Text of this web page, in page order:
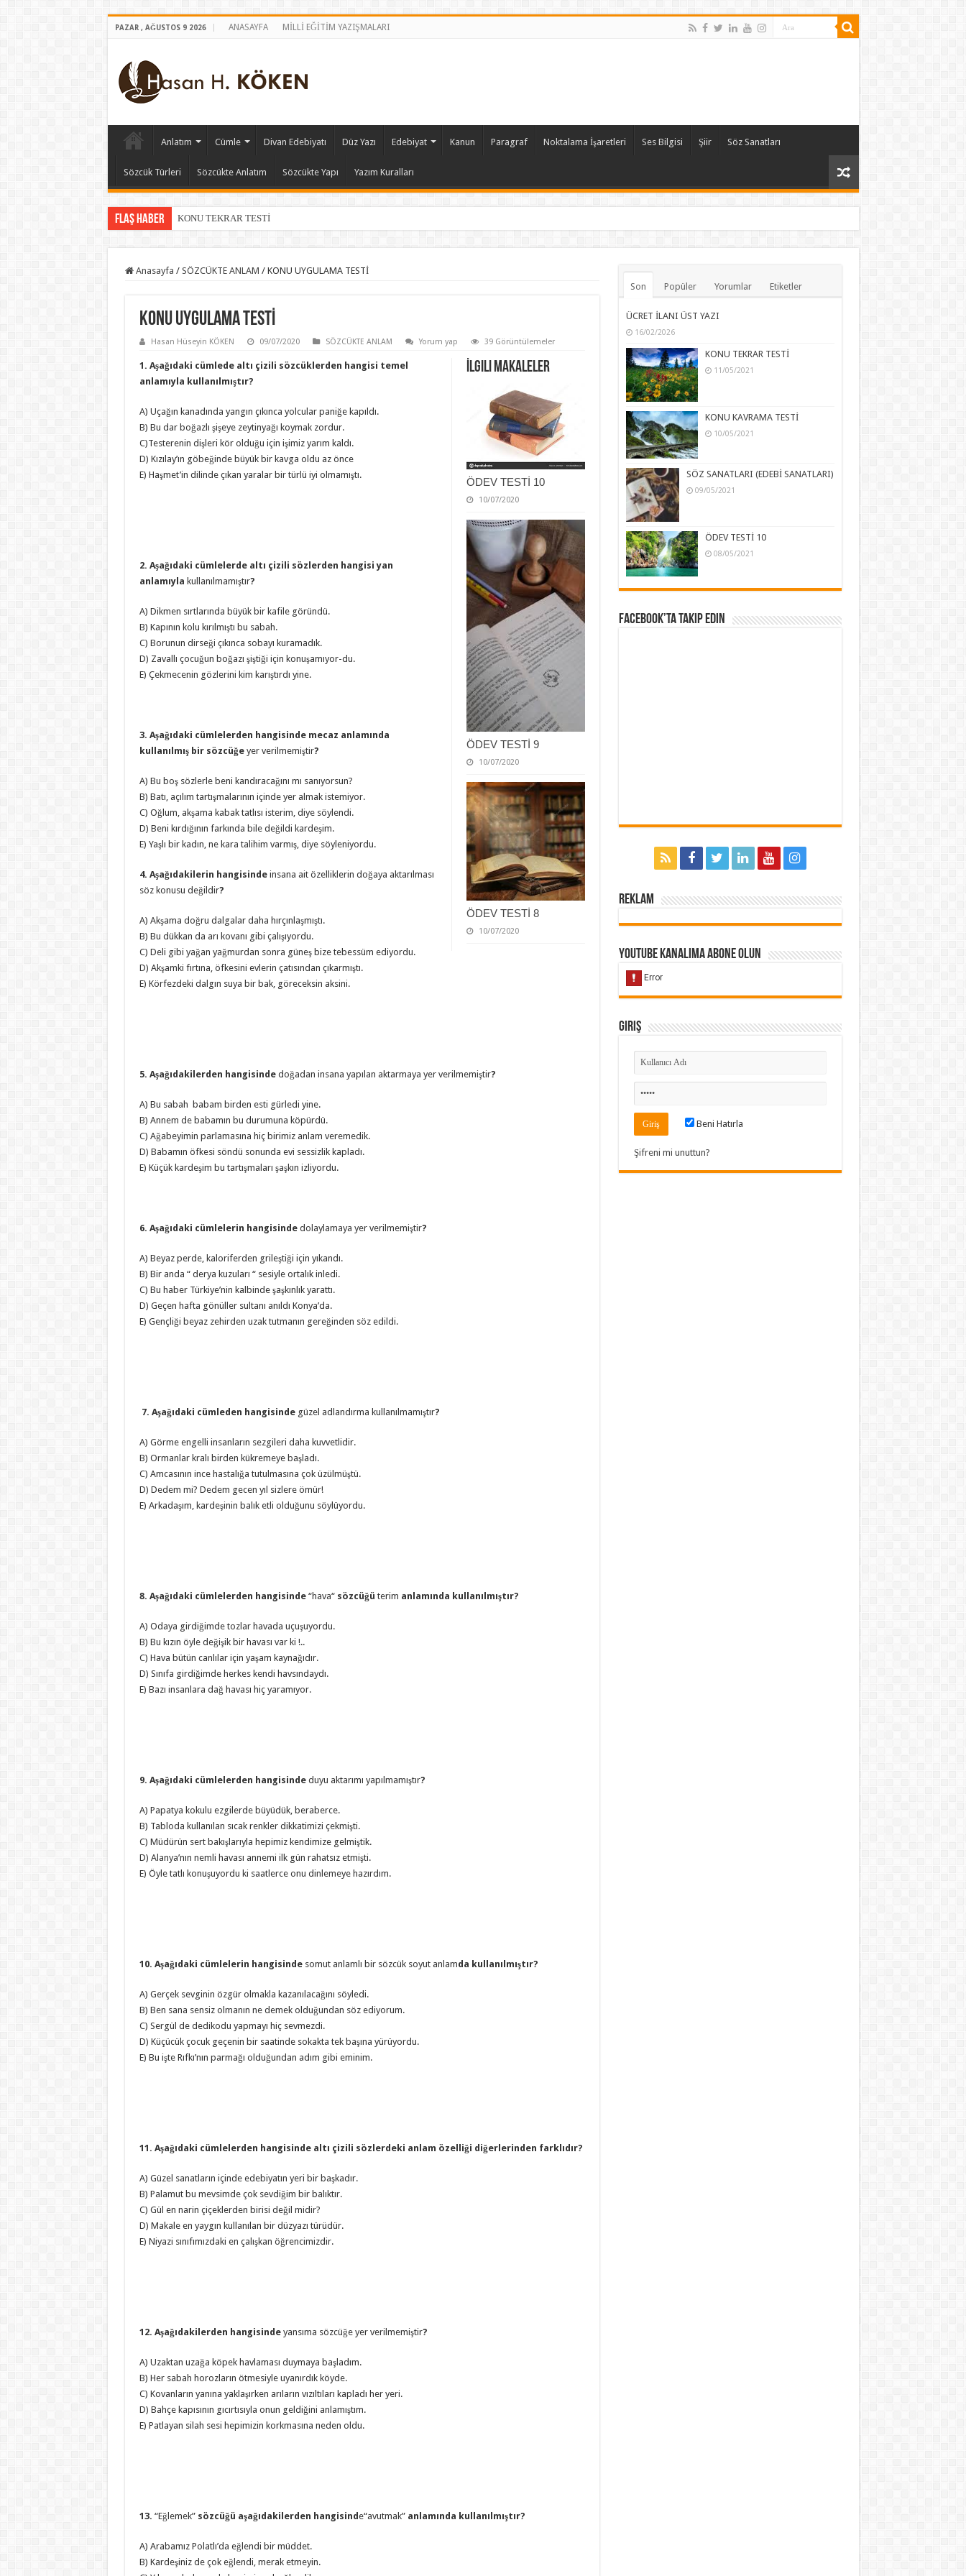
PAZAR , AĞUSTOS 9 2026 ANASAYFA MİLLİ EĞİTİM YAZIŞMALARI
Anlatım Cümle Divan Edebiyatı Düz Yazı Edebiyat Kanun Paragraf Noktalama İşaretleri Ses Bilgisi Şiir Söz Sanatları
Sözcük Türleri Sözcükte Anlatım Sözcükte Yapı Yazım Kuralları
Flaş Haber KONU TEKRAR TESTİ
Anasayfa / SÖZCÜKTE ANLAM / KONU UYGULAMA TESTİ
KONU UYGULAMA TESTİ
Hasan Hüseyin KÖKEN 09/07/2020 SÖZCÜKTE ANLAM Yorum yap 39 Görüntülemeler
İlgili Makaleler
ÖDEV TESTİ 10
10/07/2020
ÖDEV TESTİ 9
10/07/2020
ÖDEV TESTİ 8
10/07/2020
1. Aşağıdaki cümlede altı çizili sözcüklerden hangisi temel
anlamıyla kullanılmıştır?
A) Uçağın kanadında yangın çıkınca yolcular paniğe kapıldı.
B) Bu dar boğazlı şişeye zeytinyağı koymak zordur.
C)Testerenin dişleri kör olduğu için işimiz yarım kaldı.
D) Kızılay’ın göbeğinde büyük bir kavga oldu az önce
E) Haşmet’in dilinde çıkan yaralar bir türlü iyi olmamıştı.
2. Aşağıdaki cümlelerde altı çizili sözlerden hangisi yan
anlamıyla kullanılmamıştır?
A) Dikmen sırtlarında büyük bir kafile göründü.
B) Kapının kolu kırılmıştı bu sabah.
C) Borunun dirseği çıkınca sobayı kuramadık.
D) Zavallı çocuğun boğazı şiştiği için konuşamıyor-du.
E) Çekmecenin gözlerini kim karıştırdı yine.
3. Aşağıdaki cümlelerden hangisinde mecaz anlamında
kullanılmış bir sözcüğeyer verilmemiştir?
A) Bu boş sözlerle beni kandıracağını mı sanıyorsun?
B) Batı, açılım tartışmalarının içinde yer almak istemiyor.
C) Oğlum, akşama kabak tatlısı isterim, diye söylendi.
D) Beni kırdığının farkında bile değildi kardeşim.
E) Yaşlı bir kadın, ne kara talihim varmış, diye söyleniyordu.
4. Aşağıdakilerin hangisindeinsana ait özelliklerin doğaya aktarılması
söz konusu değildir?
A) Akşama doğru dalgalar daha hırçınlaşmıştı.
B) Bu dükkan da arı kovanı gibi çalışıyordu.
C) Deli gibi yağan yağmurdan sonra güneş bize tebessüm ediyordu.
D) Akşamki fırtına, öfkesini evlerin çatısından çıkarmıştı.
E) Körfezdeki dalgın suya bir bak, göreceksin aksini.
5. Aşağıdakilerden hangisindedoğadan insana yapılan aktarmaya yer verilmemiştir?
A) Bu sabah babam birden esti gürledi yine.
B) Annem de babamın bu durumuna köpürdü.
C) Ağabeyimin parlamasına hiç birimiz anlam veremedik.
D) Babamın öfkesi söndü sonunda evi sessizlik kapladı.
E) Küçük kardeşim bu tartışmaları şaşkın izliyordu.
6. Aşağıdaki cümlelerin hangisindedolaylamaya yer verilmemiştir?
A) Beyaz perde, kaloriferden grileştiği için yıkandı.
B) Bir anda “ derya kuzuları “ sesiyle ortalık inledi.
C) Bu haber Türkiye’nin kalbinde şaşkınlık yarattı.
D) Geçen hafta gönüller sultanı anıldı Konya’da.
E) Gençliği beyaz zehirden uzak tutmanın gereğinden söz edildi.
7. Aşağıdaki cümleden hangisindegüzel adlandırma kullanılmamıştır?
A) Görme engelli insanların sezgileri daha kuvvetlidir.
B) Ormanlar kralı birden kükremeye başladı.
C) Amcasının ince hastalığa tutulmasına çok üzülmüştü.
D) Dedem mi? Dedem gecen yıl sizlere ömür!
E) Arkadaşım, kardeşinin balık etli olduğunu söylüyordu.
8. Aşağıdaki cümlelerden hangisinde“hava“sözcüğü terim anlamında kullanılmıştır?
A) Odaya girdiğimde tozlar havada uçuşuyordu.
B) Bu kızın öyle değişik bir havası var ki !..
C) Hava bütün canlılar için yaşam kaynağıdır.
D) Sınıfa girdiğimde herkes kendi havsındaydı.
E) Bazı insanlara dağ havası hiç yaramıyor.
9. Aşağıdaki cümlelerden hangisindeduyu aktarımı yapılmamıştır?
A) Papatya kokulu ezgilerde büyüdük, beraberce.
B) Tabloda kullanılan sıcak renkler dikkatimizi çekmişti.
C) Müdürün sert bakışlarıyla hepimiz kendimize gelmiştik.
D) Alanya’nın nemli havası annemi ilk gün rahatsız etmişti.
E) Öyle tatlı konuşuyordu ki saatlerce onu dinlemeye hazırdım.
10. Aşağıdaki cümlelerin hangisindesomut anlamlı bir sözcük soyut anlamda kullanılmıştır?
A) Gerçek sevginin özgür olmakla kazanılacağını söyledi.
B) Ben sana sensiz olmanın ne demek olduğundan söz ediyorum.
C) Sergül de dedikodu yapmayı hiç sevmezdi.
D) Küçücük çocuk geçenin bir saatinde sokakta tek başına yürüyordu.
E) Bu işte Rıfkı’nın parmağı olduğundan adım gibi eminim.
11. Aşağıdaki cümlelerden hangisinde altı çizili sözlerdeki anlam özelliği diğerlerinden farklıdır?
A) Güzel sanatların içinde edebiyatın yeri bir başkadır.
B) Palamut bu mevsimde çok sevdiğim bir balıktır.
C) Gül en narin çiçeklerden birisi değil midir?
D) Makale en yaygın kullanılan bir düzyazı türüdür.
E) Niyazi sınıfımızdaki en çalışkan öğrencimizdir.
12. Aşağıdakilerden hangisindeyansıma sözcüğe yer verilmemiştir?
A) Uzaktan uzağa köpek havlaması duymaya başladım.
B) Her sabah horozların ötmesiyle uyanırdık köyde.
C) Kovanların yanına yaklaşırken arıların vızıltıları kapladı her yeri.
D) Bahçe kapısının gıcırtısıyla onun geldiğini anlamıştım.
E) Patlayan silah sesi hepimizin korkmasına neden oldu.
13. “Eğlemek” sözcüğü aşağıdakilerden hangisinde“avutmak”anlamında kullanılmıştır?
A) Arabamız Polatlı’da eğlendi bir müddet.
B) Kardeşiniz de çok eğlendi, merak etmeyin.
Son Popüler Yorumlar Etiketler
ÜCRET İLANI ÜST YAZI
16/02/2026
KONU TEKRAR TESTİ
11/05/2021
KONU KAVRAMA TESTİ
10/05/2021
SÖZ SANATLARI (EDEBİ SANATLARI)
09/05/2021
ÖDEV TESTİ 10
08/05/2021
Facebook’ta Takip Edin
Reklam
Youtube Kanalıma Abone Olun
Giriş
Beni Hatırla
Şifreni mi unuttun?